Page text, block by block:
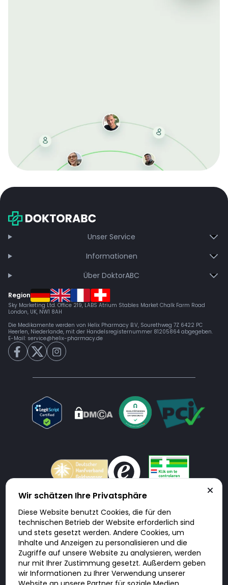
bei jeder Bestellung, erhalten schnelle Lieferung und
Unser Service
Informationen
Über DoktorABC
Region
Sky Marketing Ltd. Office 219, LABS Atrium Stables Market Chalk Farm Road
London, UK, NW1 8AH
Die Medikamente werden von Helix Pharmacy B.V, Sourethweg 7Z 6422 PC
Heerlen, Niederlande, mit der Handelsregisternummer 81205864 abgegeben.
E-Mail: service@helix-pharmacy.de
Doktorabc.com ist eine Vermittlungsplattform. Doktorabc ist ausdrücklich
keine Internetapotheke. Doktorabc bietet keine Medikamente oder
sonstige Produkte an oder liefert diese. Jegliche Informationen zu
Produkten, Medikamenten und Preisen auf der Internetseite beinhalten
kein Angebot von Doktorabc an Sie. Für die Einhaltung der in Ihrem Land
geltenden Gesetze und sonstigen Rechtsvorschriften sind Sie als Nutzer
selbst verantwortlich. Die Nutzung unseres Services auf Doktorabc durch
Sie erfolgt auf eigenes Risiko und in eigener Verantwortung. Sie erklären,
diese Internetseite aus eigener Initiative zu besuchen und zu nutzen.
Wir schätzen Ihre Privatsphäre
Diese Website benutzt Cookies, die für den
technischen Betrieb der Website erforderlich sind
und stets gesetzt werden. Andere Cookies, um
Inhalte und Anzeigen zu personalisieren und die
Zugriffe auf unsere Website zu analysieren, werden
nur mit Ihrer Zustimmung gesetzt. Außerdem geben
wir Informationen zu Ihrer Verwendung unserer